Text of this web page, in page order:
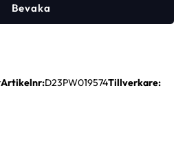
Bevaka
Artikelnr D23PW019574Tillverkare